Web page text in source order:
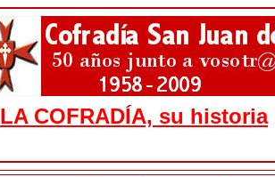
LA COFRADÍA, su historia